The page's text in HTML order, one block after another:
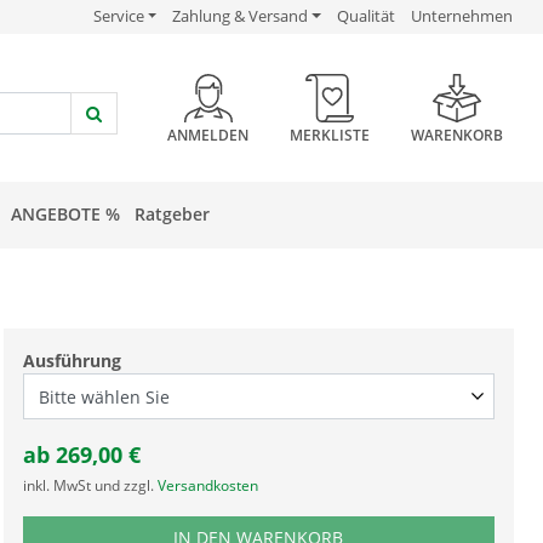
USP Verlinkung
Service Zahlung & Versand USP Verlinkung
Qualität USP Verlinkung
Unternehmen
HEADER BUTTON
ANMELDEN MERKLISTE WARENKORB
ANGEBOTE % Ratgeber
Ausführung
ab 269,00 €
inkl. MwSt und zzgl. Versandkosten
PRODUKTNUMMER FUSOLM23
IN DEN WARENKORB